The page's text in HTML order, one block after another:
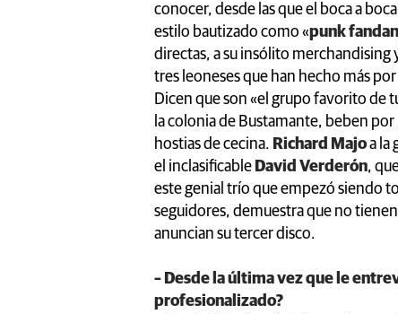
conocer, desde las que el boca a
estilo bautizado como «punk
directas, a su insólito merchandising
tres leoneses que han hecho más
Dicen que son «el grupo favorito de
la colonia de Bustamante, beben
hostias de cecina. Richard Majoa la
el inclasificable David Verderón,
este genial trío que empezó siendo
seguidores, demuestra que no
anuncian su tercer disco.
– Desde la última vez que le
profesionalizado?